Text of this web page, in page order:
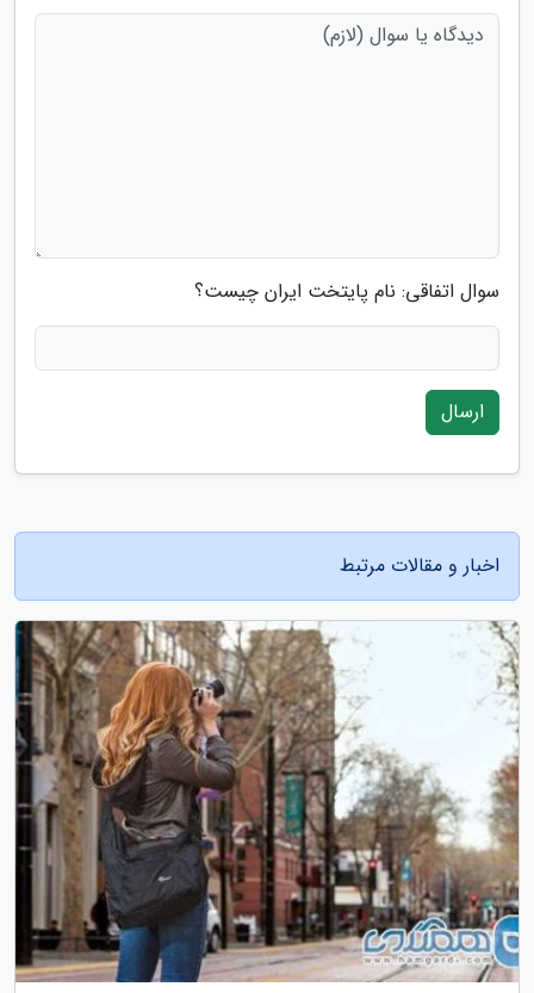
سوال اتفاقی: نام پایتخت ایران چیست؟
ارسال
اخبار و مقالات مرتبط